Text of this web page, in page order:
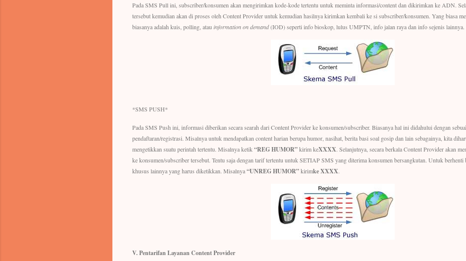
Pada SMS Pull ini, subscriber/konsumen akan mengirimkan kode-kode tertentu untuk meminta informasi/content dan dikirimkan ke ADN.
tersebut kemudian akan di proses oleh Content Provider untuk kemudian hasilnya kirimkan kembali ke si subscriber/konsumen. Yang biasa
biasanya adalah kuis, polling, atau information on demand(IOD) seperti info bioskop, lulus UMPTN, info jalan raya dan info sejenis lainnya.
*SMS PUSH*
Pada SMS Push ini, informasi diberikan secara searah dari Content Provider ke konsumen/subscriber. Biasanya hal ini didahului dengan
pendaftaran/registrasi. Misalnya untuk mendapatkan content harian berupa humor, nasihat, berita basi soal gosip dan lain sebagainya, kita
mengetikkan suatu perintah tertentu. Misalnya ketik“REG HUMOR”kirim keXXXX. Selanjutnya, secara berkala Content Provider akan
ke konsumen/subscriber tersebut. Tentu saja dengan tarif tertentu untuk SETIAP SMS yang diterima konsumen bersangkutan. Untuk berhenti
khusus lainnya yang harus diketikkan. Misalnya“UNREG HUMOR”kirimke XXXX.
V.Pentarifan Layanan Content Provider